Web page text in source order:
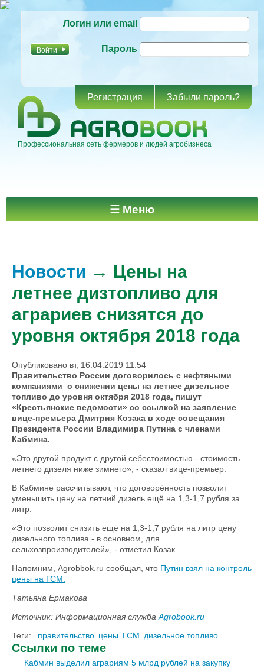
основному
Логин или email
Пароль
Регистрация Забыли пароль?
Профессиональная сеть фермеров и людей агробизнеса
Главное меню ☰ Меню
Новости → Цены на
летнее дизтопливо для
аграриев снизятся до
уровня октября 2018 года
Опубликовано вт, 16.04.2019 11:54
Правительство России договорилось с нефтяными
компаниями о снижении цены на летнее дизельное
топливо до уровня октября 2018 года, пишут
«Крестьянские ведомости» со ссылкой на заявление
вице-премьера Дмитрия Козака в ходе совещания
Президента России Владимира Путина с членами
Кабмина.
«Это другой продукт с другой себестоимостью - стоимость
летнего дизеля ниже зимнего», - сказал вице-премьер.
В Кабмине рассчитывают, что договорённость позволит
уменьшить цену на летний дизель ещё на 1,3-1,7 рубля за
литр.
«Это позволит снизить ещё на 1,3-1,7 рубля на литр цену
дизельного топлива - в основном, для
сельхозпроизводителей», - отметил Козак.
Напомним, Agrobbok.ru сообщал, что Путин взял на контроль
цены на ГСМ.
Татьяна Ермакова
Источник: Информационная служба Agrobook.ru
Теги:
правительство цены ГСМ дизельное топливо
Ссылки по теме
Кабмин выделил аграриям 5 млрд рублей на закупку